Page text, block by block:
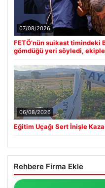
07/08/2026
FETÖ’nün suikast timindeki
gömdüğü yeri söyledi,
06/08/2026
Eğitim Uçağı Sert İnişle
Rehbere Firma Ekle